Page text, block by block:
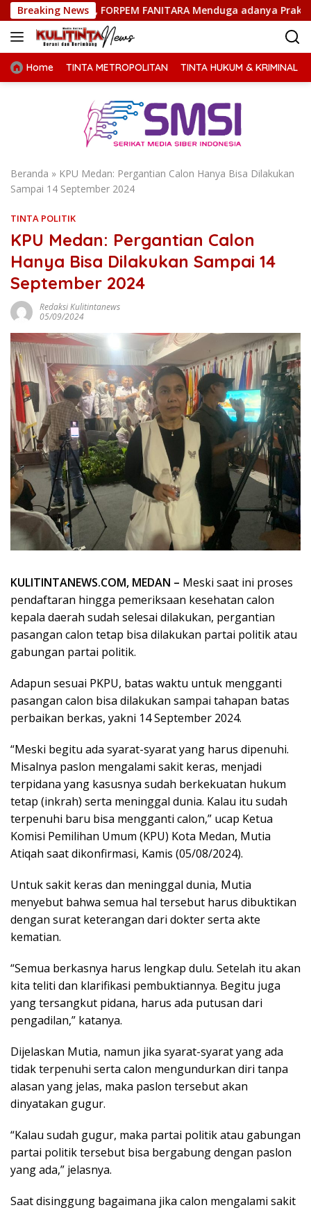
Langsung
ke
konten
Breaking News
FANITARA Menduga adanya Praktik Nepotisme
Home TINTA METROPOLITAN TINTA HUKUM & KRIMINAL
Beranda » KPU Medan: Pergantian Calon Hanya Bisa Dilakukan
Sampai 14 September 2024
TINTA POLITIK
KPU Medan: Pergantian Calon
Hanya Bisa Dilakukan Sampai 14
September 2024
Redaksi Kulitintanews
05/09/2024
KULITINTANEWS.COM, MEDAN – Meski saat ini proses
pendaftaran hingga pemeriksaan kesehatan calon
kepala daerah sudah selesai dilakukan, pergantian
pasangan calon tetap bisa dilakukan partai politik atau
gabungan partai politik.
Adapun sesuai PKPU, batas waktu untuk mengganti
pasangan calon bisa dilakukan sampai tahapan batas
perbaikan berkas, yakni 14 September 2024.
“Meski begitu ada syarat-syarat yang harus dipenuhi.
Misalnya paslon mengalami sakit keras, menjadi
terpidana yang kasusnya sudah berkekuatan hukum
tetap (inkrah) serta meninggal dunia. Kalau itu sudah
terpenuhi baru bisa mengganti calon,” ucap Ketua
Komisi Pemilihan Umum (KPU) Kota Medan, Mutia
Atiqah saat dikonfirmasi, Kamis (05/08/2024).
Untuk sakit keras dan meninggal dunia, Mutia
menyebut bahwa semua hal tersebut harus dibuktikan
dengan surat keterangan dari dokter serta akte
kematian.
“Semua berkasnya harus lengkap dulu. Setelah itu akan
kita teliti dan klarifikasi pembuktiannya. Begitu juga
yang tersangkut pidana, harus ada putusan dari
pengadilan,” katanya.
Dijelaskan Mutia, namun jika syarat-syarat yang ada
tidak terpenuhi serta calon mengundurkan diri tanpa
alasan yang jelas, maka paslon tersebut akan
dinyatakan gugur.
“Kalau sudah gugur, maka partai politik atau gabungan
partai politik tersebut bisa bergabung dengan paslon
yang ada,” jelasnya.
Saat disinggung bagaimana jika calon mengalami sakit